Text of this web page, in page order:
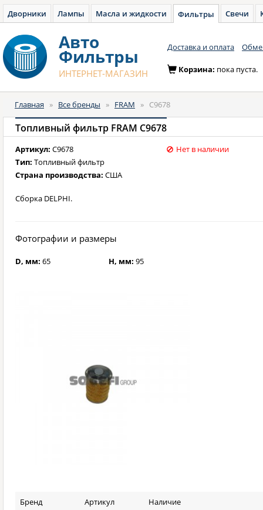
Дворники Лампы Масла и жидкости Фильтры Свечи
Авто
Фильтры
ИНТЕРНЕТ-МАГАЗИН
Доставка и оплата
Корзина: пока пуста.
Главная » Все бренды » FRAM » C9678
Топливный фильтр FRAM C9678
Артикул: C9678
Тип: Топливный фильтр
Страна производства: США
Нет в наличии
Сборка DELPHI.
Фотографии и размеры
D, мм: 65 H, мм: 95
Бренд Артикул Наличие